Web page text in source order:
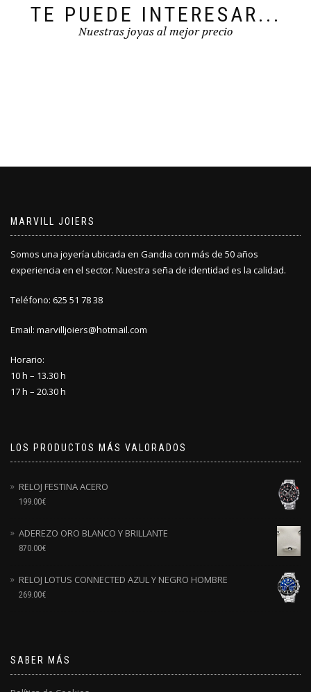
TE PUEDE INTERESAR...
Nuestras joyas al mejor precio
MARVILL JOIERS
Somos una joyería ubicada en Gandia con más de 50 años
experiencia en el sector. Nuestra seña de identidad es la calidad.
Teléfono: 625 51 78 38
Email: marvilljoiers@hotmail.com
Horario:
10 h – 13.30 h
17 h – 20.30 h
LOS PRODUCTOS MÁS VALORADOS
RELOJ FESTINA ACERO
199.00€
ADEREZO ORO BLANCO Y BRILLANTE
870.00€
RELOJ LOTUS CONNECTED AZUL Y NEGRO HOMBRE
269.00€
SABER MÁS